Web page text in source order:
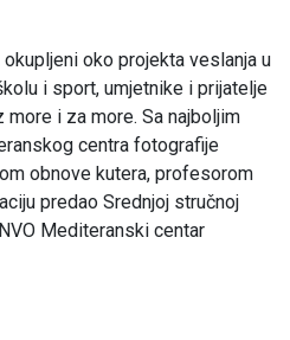
oko projekta veslanja u
i sport, umjetnike i prijatelje
i za more. Sa najboljim
centra fotografije
obnove kutera, profesorom
predao Srednjoj stručnoj
Mediteranski centar